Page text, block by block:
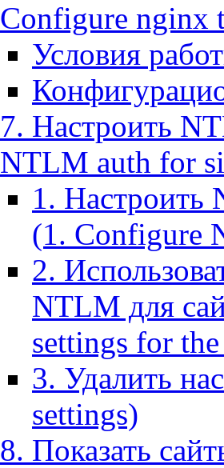
Configure nginx
Условия
7. Настроить
NTLM auth for
1. Настроить
(1. Configure
2.
NTLM для
settings for
3. Удалить
settings)
8. Показать